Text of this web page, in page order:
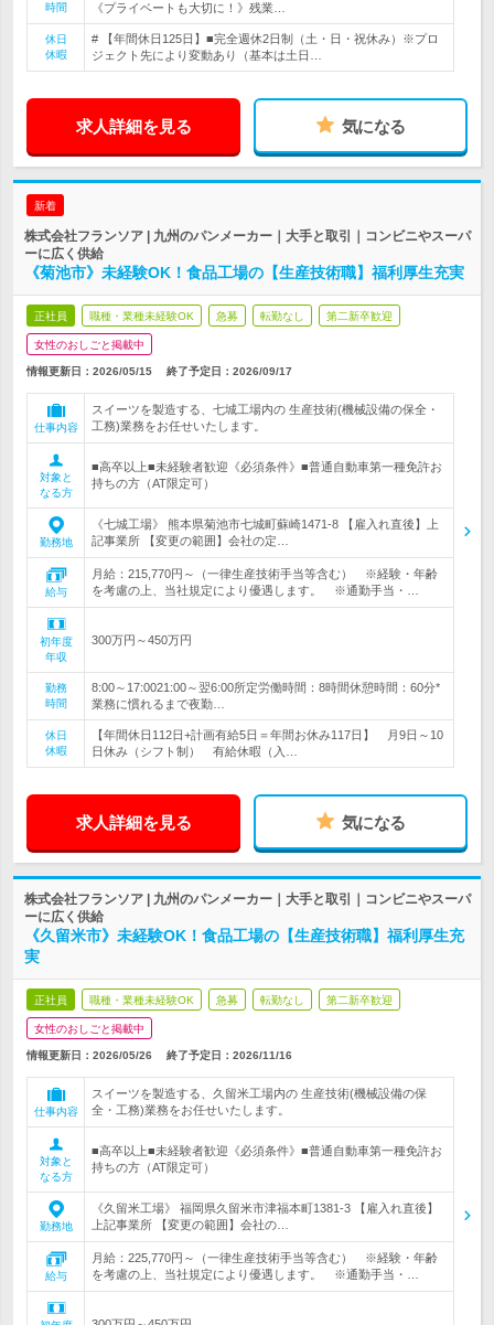
時間
《プライベートも大切に！》残業…
休日
休暇
# 【年間休日125日】■完全週休2日制（土・日・祝休み）※プロ
ジェクト先により変動あり（基本は土日…
求人詳細を見る 気になる
新着
株式会社フランソア | 九州のパンメーカー｜大手と取引｜コンビニやスーパ
ーに広く供給
《菊池市》未経験OK！食品工場の【生産技術職】福利厚生充実
正社員 職種・業種未経験OK 急募 転勤なし 第二新卒歓迎
女性のおしごと掲載中
情報更新日：2026/05/15 終了予定日： 2026/09/17
仕事内容
スイーツを製造する、七城工場内の 生産技術(機械設備の保全・
工務)業務をお任せいたします。
対象と
なる方
■高卒以上■未経験者歓迎《必須条件》■普通自動車第一種免許お
持ちの方（AT限定可）
勤務地
《七城工場》 熊本県菊池市七城町蘇崎1471-8 【雇入れ直後】上
記事業所 【変更の範囲】会社の定…
給与
月給：215,770円～（一律生産技術手当等含む） ※経験・年齢
を考慮の上、当社規定により優遇します。 ※通勤手当・…
初年度
年収
300万円～450万円
勤務
時間
8:00～17:0021:00～翌6:00所定労働時間：8時間休憩時間：60分*
業務に慣れるまで夜勤…
休日
休暇
【年間休日112日+計画有給5日＝年間お休み117日】 月9日～10
日休み（シフト制） 有給休暇（入…
求人詳細を見る 気になる
株式会社フランソア | 九州のパンメーカー｜大手と取引｜コンビニやスーパ
ーに広く供給
《久留米市》未経験OK！食品工場の【生産技術職】福利厚生充
実
正社員 職種・業種未経験OK 急募 転勤なし 第二新卒歓迎
女性のおしごと掲載中
情報更新日：2026/05/26 終了予定日： 2026/11/16
仕事内容
スイーツを製造する、久留米工場内の 生産技術(機械設備の保
全・工務)業務をお任せいたします。
対象と
なる方
■高卒以上■未経験者歓迎《必須条件》■普通自動車第一種免許お
持ちの方（AT限定可）
勤務地
《久留米工場》 福岡県久留米市津福本町1381-3 【雇入れ直後】
上記事業所 【変更の範囲】会社の…
給与
月給：225,770円～（一律生産技術手当等含む） ※経験・年齢
を考慮の上、当社規定により優遇します。 ※通勤手当・…